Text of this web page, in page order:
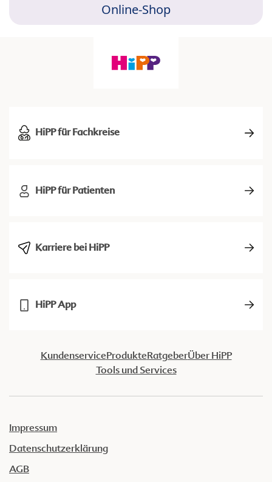
Online-Shop
HiPP für Fachkreise
HiPP für Patienten
Karriere bei HiPP
HiPP App
KundenserviceProdukteRatgeberÜber HiPP
Tools und Services
Impressum
Datenschutzerklärung
AGB